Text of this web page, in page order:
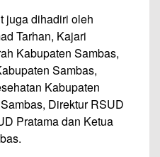
juga dihadiri oleh
Tarhan, Kajari
Kabupaten Sambas,
Sambas,
Kabupaten
Direktur RSUD
Pratama dan Ketua